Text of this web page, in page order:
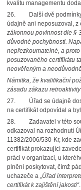
kvalitu managementu
26.
Další dvě
údajně ani neposuzoval, z
zákonnou povinnost dle §
důvodné pochybnosti.
nepřezkoumatelné, a
posuzovaného certifikátu
neověřeným a
Námitka, že kvalifikační
zásadu zákazu retroaktivity
27.
Úřad se údajně
na certifikát odpovídal a
28.
Zadavatel v této
odkazoval na rozhodnutí
11382/2006/530-Kr, kde
certifikát prokazující
práci v organizaci, u
plnění poskytovat, čímž
uchazeče a „Úřad
certifikát k zajištění jakosti“